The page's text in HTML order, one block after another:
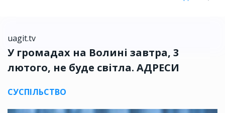
uagit.tv
У громадах на Волині завтра, 3
лютого, не буде світла. АДРЕСИ
СУСПІЛЬСТВО